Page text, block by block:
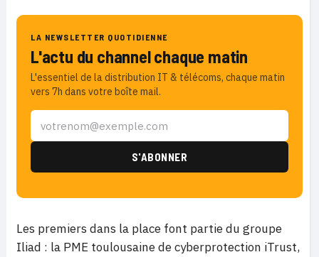
LA NEWSLETTER QUOTIDIENNE
L'actu du channel chaque matin
L'essentiel de la distribution IT & télécoms, chaque matin
vers 7h dans votre boîte mail.
Les premiers dans la place font partie du groupe
Iliad : la PME toulousaine de cyberprotection iTrust,